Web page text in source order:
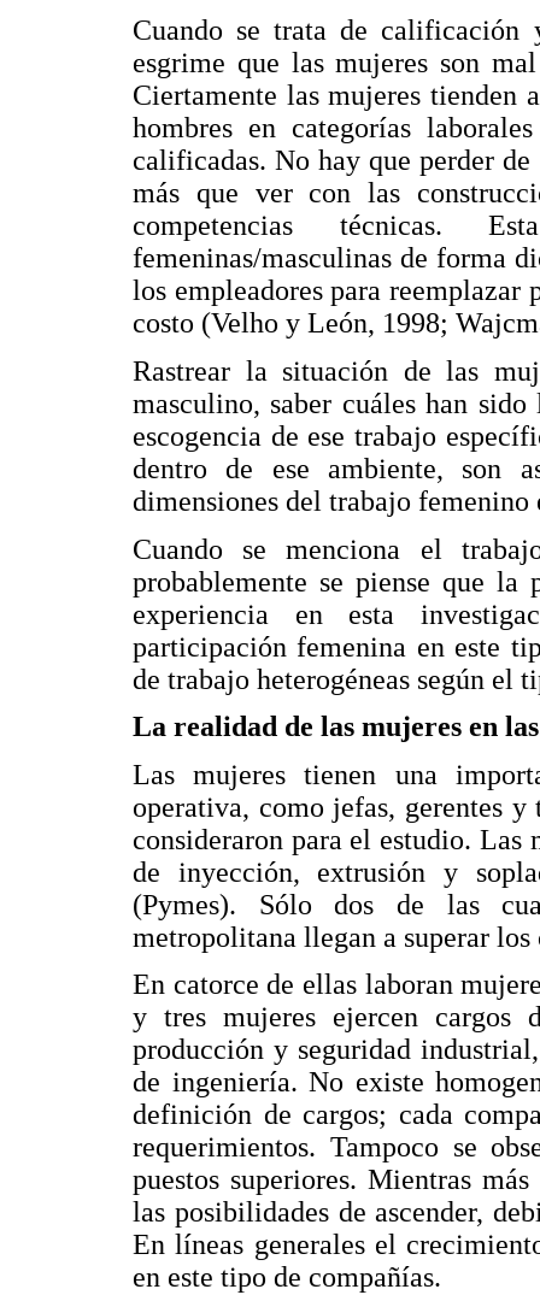
Cuando se trata de calificación
esgrime que las mujeres son
Ciertamente las mujeres tienden
hombres en categorías
calificadas. No hay que perder
más que ver con las
competencias técnicas.
femeninas/masculinas de forma
los empleadores para reemplazar
costo (Velho y León, 1998;
Rastrear la situación de las
masculino, saber cuáles han
escogencia de ese trabajo
dentro de ese ambiente, son
dimensiones del trabajo femenino
Cuando se menciona el
probablemente se piense que la
experiencia en esta
participación femenina en este
de trabajo heterogéneas según el
La realidad de las mujeres en
Las mujeres tienen una
operativa, como jefas, gerentes y
consideraron para el estudio. Las
de inyección, extrusión y
(Pymes). Sólo dos de las
metropolitana llegan a superar los
En catorce de ellas laboran
y tres mujeres ejercen cargos
producción y seguridad
de ingeniería. No existe
definición de cargos; cada
requerimientos. Tampoco se
puestos superiores. Mientras
las posibilidades de ascender,
En líneas generales el
en este tipo de compañías.